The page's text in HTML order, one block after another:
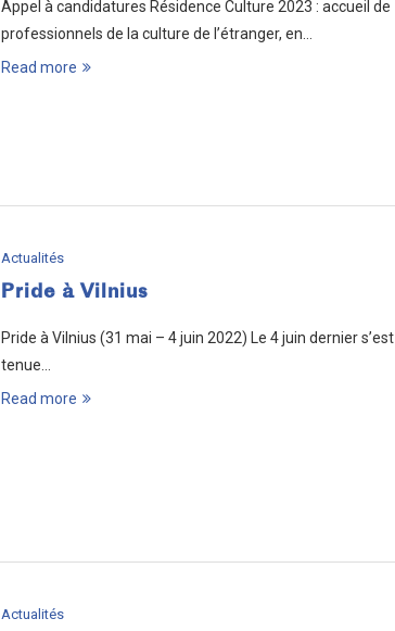
Appel à candidatures Résidence Culture 2023 : accueil de
professionnels de la culture de l’étranger, en…
Read more
Actualités
Pride à Vilnius
Pride à Vilnius (31 mai – 4 juin 2022) Le 4 juin dernier s’est
tenue…
Read more
Actualités